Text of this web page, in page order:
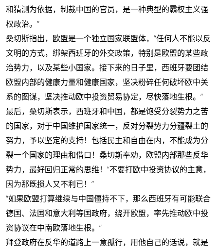
和猜测为依据，制裁中国的官员，是一种典型的霸权主义强
权政治。”
桑切斯指出，欧盟是一个独立国家联盟体，“任何人不能以反
文明的方式，绑架西班牙的外交政策，特别是欧盟的某些政
治势力，以及某些小国家。接下来的日子里，西班牙要团结
欧盟内部的健康力量和健康国家，坚决粉碎任何破坏欧中关
系的图谋，坚决推动欧中投资贸易协定，尽快落地生根。”
最后，桑切斯表示，西班牙和中国，都是饱受分裂势力之苦
的国家，对于中国维护国家统一，反对分裂势力分疆裂土的
努力，予以坚定的支持！包括民主和自由在内，不能成为分
裂一个国家的理由和借口！桑切斯奉劝，欧盟内部那些反华
势力，最好回归正常的思维！“不要打欧中投资协议的主意，
因为那既损人又不利已！”
“如果欧盟打算继续与中国僵持不下，那么西班牙有可能联合
德国、法国和意大利等国政府，绕开欧盟，率先推动欧中投
资协议在中南欧落地生根。”
拜登政府在反华的道路上一意孤行，用他自己的话说，就是